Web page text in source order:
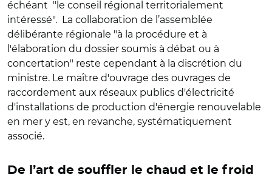
échéant "le conseil régional territorialement
intéressé". La collaboration de l’assemblée
délibérante régionale "à la procédure et à
l'élaboration du dossier soumis à débat ou à
concertation" reste cependant à la discrétion du
ministre. Le maître d'ouvrage des ouvrages de
raccordement aux réseaux publics d'électricité
d'installations de production d'énergie renouvelable
en mer y est, en revanche, systématiquement
associé.
De l’art de souffler le chaud et le froid